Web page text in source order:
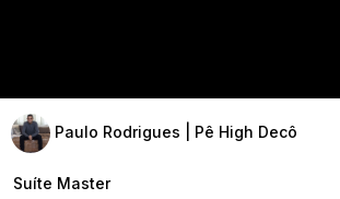
Paulo Rodrigues | Pê High Decô
Suíte Master